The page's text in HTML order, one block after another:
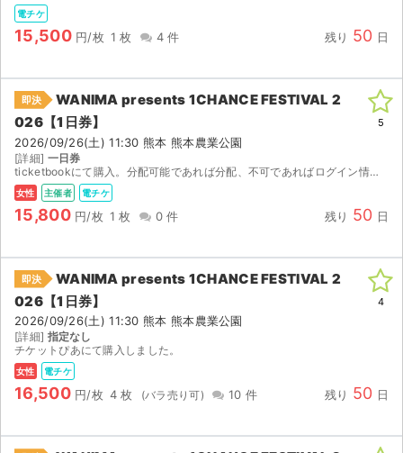
チケットジャムの取り組み
電チケ
15,500 円/枚 1 枚 4 件 残り 50 日
即決
WANIMA presents 1CHANCE FESTIVAL 2
026【1日券】
2026/09/26(土) 11:30 熊本 熊本農業公園
[詳細] 一日券
ticketbookにて購入。分配可能であれば分配、不可であればログイン情報にてQRを表示できるようにします。公演中止以外の返金は不可。
女性 主催者 電チケ
15,800 円/枚 1 枚 0 件 残り 50 日
5
即決
WANIMA presents 1CHANCE FESTIVAL 2
026【1日券】
2026/09/26(土) 11:30 熊本 熊本農業公園
[詳細] 指定なし
チケットぴあにて購入しました。
女性 電チケ
16,500 円/枚 4 枚 10 件 残り 50 日
4